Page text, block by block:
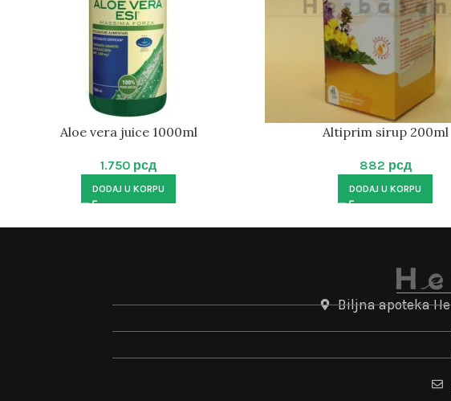
Aloe vera juice 1000ml
1.750 рсд
DODAJ U KORPU
Altiprim sirup 200ml
882 рсд
DODAJ U KORPU
Biljna apoteka